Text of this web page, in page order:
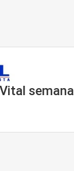
semana